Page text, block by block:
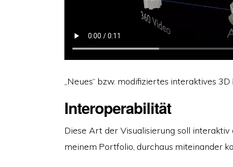
„Neues“ bzw. modifiziertes interaktives
Interoperabilität
Diese Art der Visualisierung soll interaktiv
meinem Portfolio, durchaus miteinander